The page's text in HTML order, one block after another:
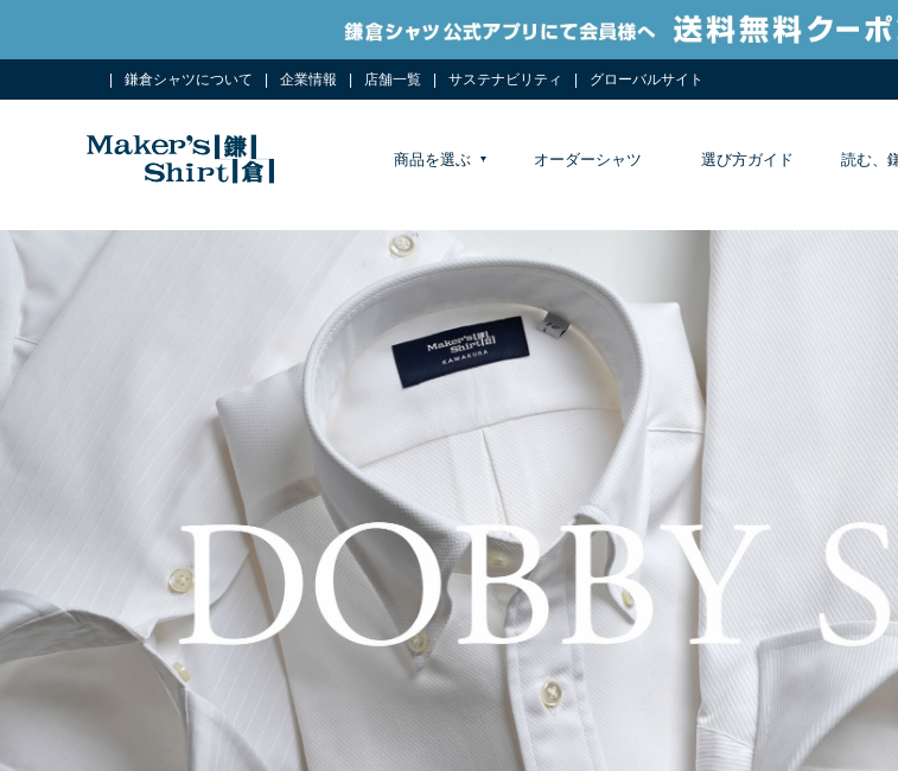
鎌倉シャツについて 企業情報 店舗一覧 サステナビリティ グローバルサイト
商品を選ぶ オーダーシャツ 選び方ガイド 読む、